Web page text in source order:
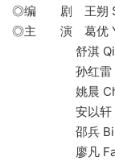
◎编 剧 王朔
◎主 演 葛优
舒淇 Qi
孙红雷
姚晨
安以轩
邵兵 Bing
廖凡 Fan